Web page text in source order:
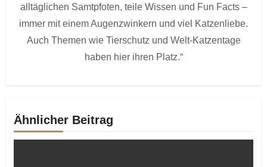
alltäglichen Samtpfoten, teile Wissen und Fun Facts –
immer mit einem Augenzwinkern und viel Katzenliebe.
Auch Themen wie Tierschutz und Welt-Katzentage
haben hier ihren Platz.“
Ähnlicher Beitrag